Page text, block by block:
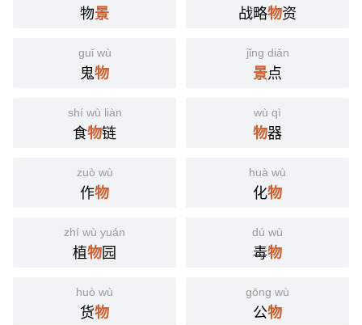
物景 战略物资
guǐ wù
鬼物
jǐng diǎn
景点
shí wù liàn
食物链
wù qì
物器
zuò wù
作物
huà wù
化物
zhí wù yuán
植物园
dú wù
毒物
huò wù
货物
gōng wù
公物